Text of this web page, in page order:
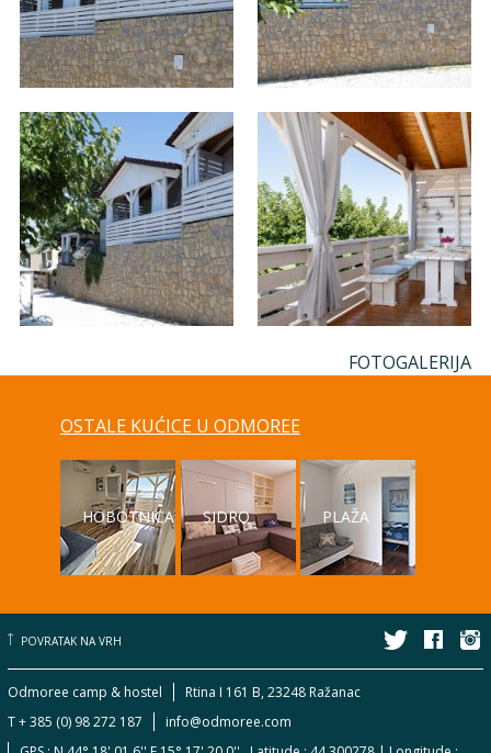
FOTOGALERIJA
OSTALE KUĆICE U ODMOREE
HOBOTNICA SIDRO PLAŽA
POVRATAK NA VRH
Odmoree camp & hostel
Rtina I 161 B, 23248 Ražanac
T + 385 (0) 98 272 187
info@odmoree.com